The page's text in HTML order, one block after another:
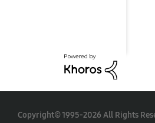
Copyright© 1995-2026 All Rights